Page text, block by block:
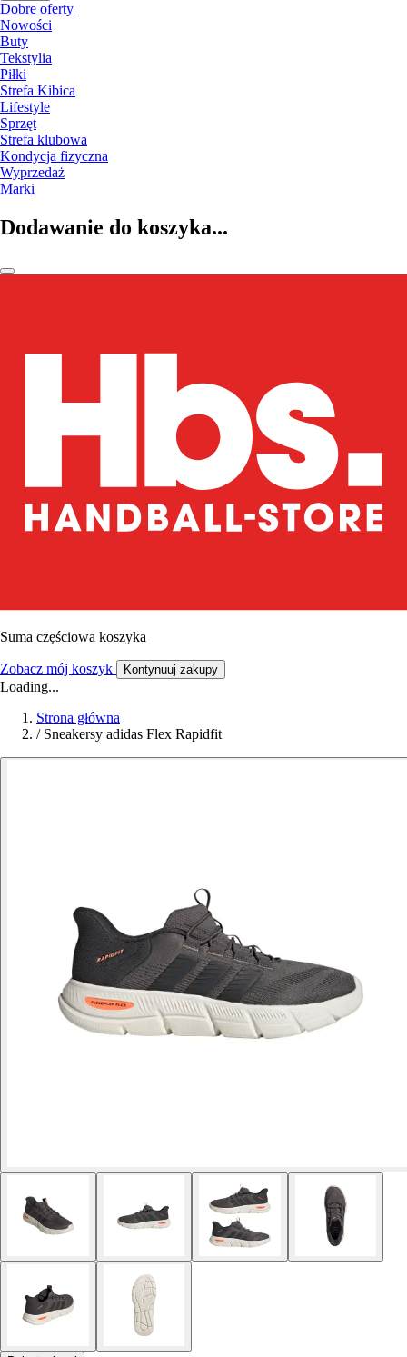
Dobre oferty
Nowości
Buty
Tekstylia
Piłki
Strefa Kibica
Lifestyle
Sprzęt
Strefa klubowa
Kondycja fizyczna
Wyprzedaż
Marki
Dodawanie do koszyka...
Suma częściowa koszyka
Zobacz mój koszyk Kontynuuj zakupy
Loading...
Strona główna
/ Sneakersy adidas Flex Rapidfit